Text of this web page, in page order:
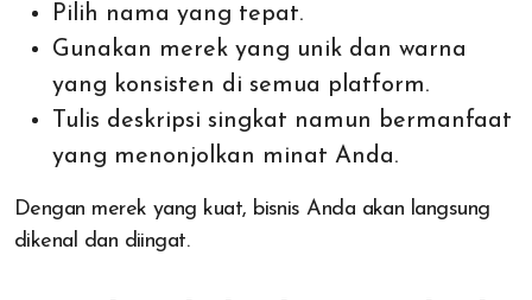
Pilih nama yang tepat.
Gunakan merek yang unik dan warna
yang konsisten di semua platform.
Tulis deskripsi singkat namun bermanfaat
yang menonjolkan minat Anda.
Dengan merek yang kuat, bisnis Anda akan langsung
dikenal dan diingat.